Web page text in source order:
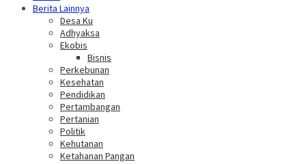
Berita Lainnya
Desa Ku
Adhyaksa
Ekobis
Bisnis
Perkebunan
Kesehatan
Pendidikan
Pertambangan
Pertanian
Politik
Kehutanan
Ketahanan Pangan